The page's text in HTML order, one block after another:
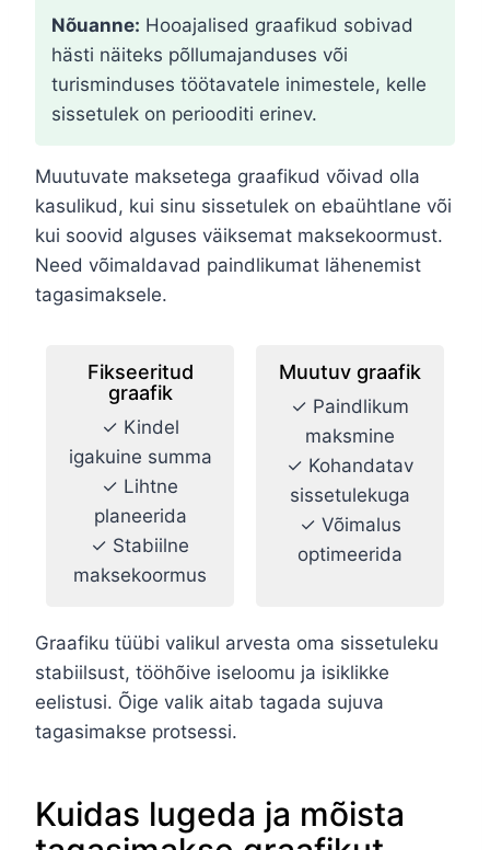
Nõuanne: Hooajalised graafikud sobivad
hästi näiteks põllumajanduses või
turisminduses töötavatele inimestele, kelle
sissetulek on periooditi erinev.
Muutuvate maksetega graafikud võivad olla
kasulikud, kui sinu sissetulek on ebaühtlane või
kui soovid alguses väiksemat maksekoormust.
Need võimaldavad paindlikumat lähenemist
tagasimaksele.
Fikseeritud
graafik
✓ Kindel
igakuine summa
✓ Lihtne
planeerida
✓ Stabiilne
maksekoormus
Muutuv graafik
✓ Paindlikum
maksmine
✓ Kohandatav
sissetulekuga
✓ Võimalus
optimeerida
Graafiku tüübi valikul arvesta oma sissetuleku
stabiilsust, tööhõive iseloomu ja isiklikke
eelistusi. Õige valik aitab tagada sujuva
tagasimakse protsessi.
Kuidas lugeda ja mõista